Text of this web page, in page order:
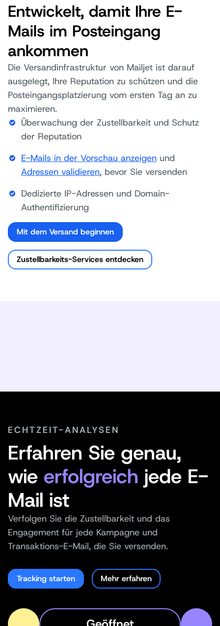
Entwickelt, damit Ihre E-
Mails im Posteingang
ankommen
Die Versandinfrastruktur von Mailjet ist darauf
ausgelegt, Ihre Reputation zu schützen und die
Posteingangsplatzierung vom ersten Tag an zu
maximieren.
Überwachung der Zustellbarkeit und Schutz
der Reputation
E-Mails in der Vorschau anzeigen und
Adressen validieren, bevor Sie versenden
Dedizierte IP-Adressen und Domain-
Authentifizierung
Mit dem Versand beginnen
Zustellbarkeits-Services entdecken
ECHTZEIT-ANALYSEN
Erfahren Sie genau,
wie erfolgreich jede E-
Mail ist
Verfolgen Sie die Zustellbarkeit und das
Engagement für jede Kampagne und
Transaktions-E-Mail, die Sie versenden.
Tracking starten Mehr erfahren